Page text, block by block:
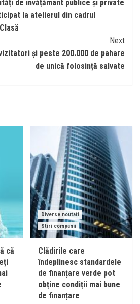
de învățământ publice și private
la atelierul din cadrul
Next
și peste 200.000 de pahare
de unică folosință salvate
că
Diverse noutati
Stiri companii
Clădirile care
îndeplinesc standardele
de finanțare verde pot
obține condiții mai bune
de finanțare